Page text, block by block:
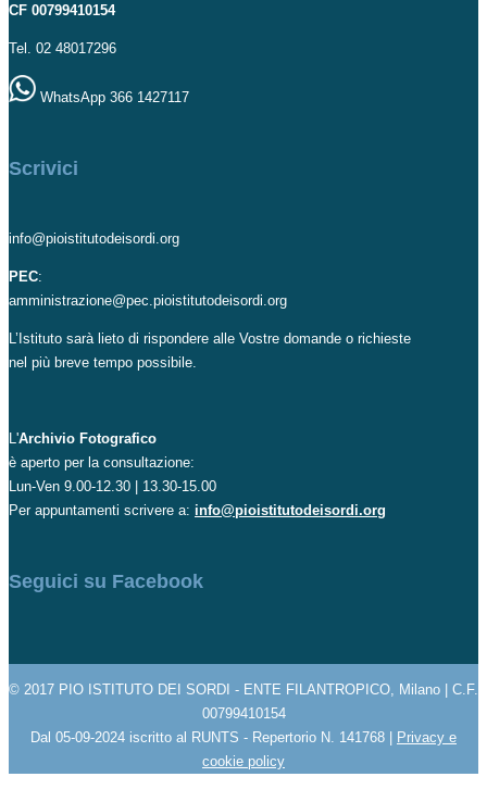
CF 00799410154
Tel. 02 48017296
WhatsApp 366 1427117
Scrivici
info@pioistitutodeisordi.org
PEC:
amministrazione@pec.pioistitutodeisordi.org
L’Istituto sarà lieto di rispondere alle Vostre domande o richieste
nel più breve tempo possibile.
L'Archivio Fotografico
è aperto per la consultazione:
Lun-Ven 9.00-12.30 | 13.30-15.00
Per appuntamenti scrivere a: info@pioistitutodeisordi.org
Seguici su Facebook
© 2017 PIO ISTITUTO DEI SORDI - ENTE FILANTROPICO, Milano | C.F.
00799410154
Dal 05-09-2024 iscritto al RUNTS - Repertorio N. 141768 | Privacy e
cookie policy